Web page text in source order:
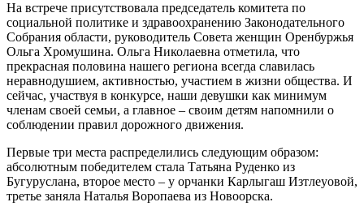
На встрече присутствовала председатель комитета по
социальной политике и здравоохранению Законодательного
Собрания области, руководитель Совета женщин Оренбуржья
Ольга Хромушина. Ольга Николаевна отметила, что
прекрасная половина нашего региона всегда славилась
неравнодушием, активностью, участием в жизни общества. И
сейчас, участвуя в конкурсе, наши девушки как минимум
членам своей семьи, а главное – своим детям напомнили о
соблюдении правил дорожного движения.
Первые три места распределились следующим образом:
абсолютным победителем стала Татьяна Руденко из
Бугуруслана, второе место – у орчанки Карлыгаш Изтлеуовой,
третье заняла Наталья Воропаева из Новоорска.